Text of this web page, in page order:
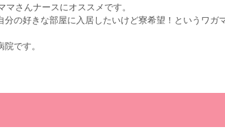
さんナースにオススメです。
の好きな部屋に入居したいけど寮希望！というワガ
です。